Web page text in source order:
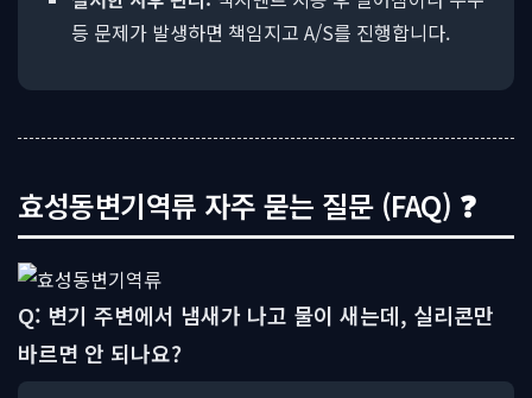
등 문제가 발생하면 책임지고 A/S를 진행합니다.
효성동변기역류 자주 묻는 질문 (FAQ) ❓
Q: 변기 주변에서 냄새가 나고 물이 새는데, 실리콘만
바르면 안 되나요?